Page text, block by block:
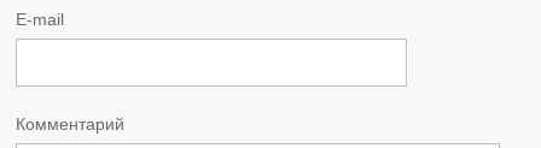
E-mail
Комментарий